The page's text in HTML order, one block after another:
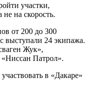
участки,
на скорость.
от 200 до 300
выступали 24 экипажа.
Жук»,
Патрол».
в «Дакаре»